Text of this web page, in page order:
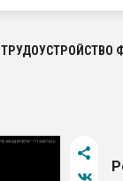
ТРУДОУСТРОЙСТВО